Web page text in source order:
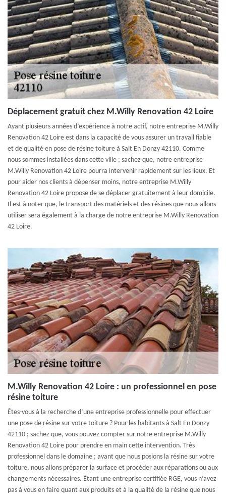
Déplacement gratuit chez M.Willy Renovation 42 Loire
Ayant plusieurs années d’expérience à notre actif, notre entreprise M.Willy
Renovation 42 Loire est dans la capacité de vous assurer un travail fiable
et de qualité en pose de résine toiture à Salt En Donzy 42110. Comme
nous sommes installées dans cette ville ; sachez que, notre entreprise
M.Willy Renovation 42 Loire pourra intervenir rapidement sur les lieux. Et
pour aider nos clients à dépenser moins, notre entreprise M.Willy
Renovation 42 Loire propose de se déplacer gratuitement à leur domicile.
Il est à noter que, le transport des matériels et des résines que nous allons
utiliser sera également à la charge de notre entreprise M.Willy Renovation
42 Loire.
M.Willy Renovation 42 Loire : un professionnel en pose
résine toiture
Êtes-vous à la recherche d’une entreprise professionnelle pour effectuer
une pose de résine sur votre toiture ? Pour les habitants à Salt En Donzy
42110 ; sachez que, vous pouvez compter sur notre entreprise M.Willy
Renovation 42 Loire pour prendre en main cette intervention. Très
professionnel dans le domaine ; avant que nous posions la résine sur votre
toiture, nous allons préparer la surface et procéder aux réparations ou aux
changements nécessaires. Étant une entreprise certifiée RGE, vous n’avez
pas à vous en faire quant aux produits et à la qualité de la résine que nous